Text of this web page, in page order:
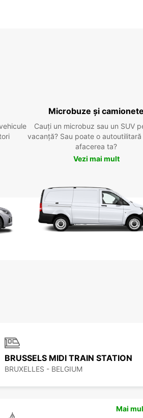
Microbuze și camionete
Cauți un microbuz sau un SUV
vacanță? Sau poate o
afacerea ta?
Vezi mai mult
BRUSSELS MIDI TRAIN STATION
BRUXELLES - BELGIUM
Mai